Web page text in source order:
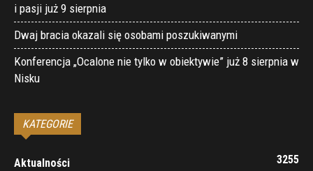
i pasji już 9 sierpnia
Dwaj bracia okazali się osobami poszukiwanymi
Konferencja „Ocalone nie tylko w obiektywie” już 8 sierpnia w
Nisku
KATEGORIE
Aktualności
3255